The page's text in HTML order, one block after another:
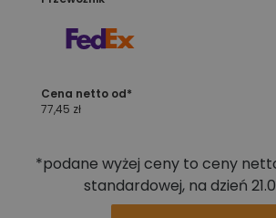
77,45 zł
*podane wyżej ceny to ceny
standardowej, na dzień